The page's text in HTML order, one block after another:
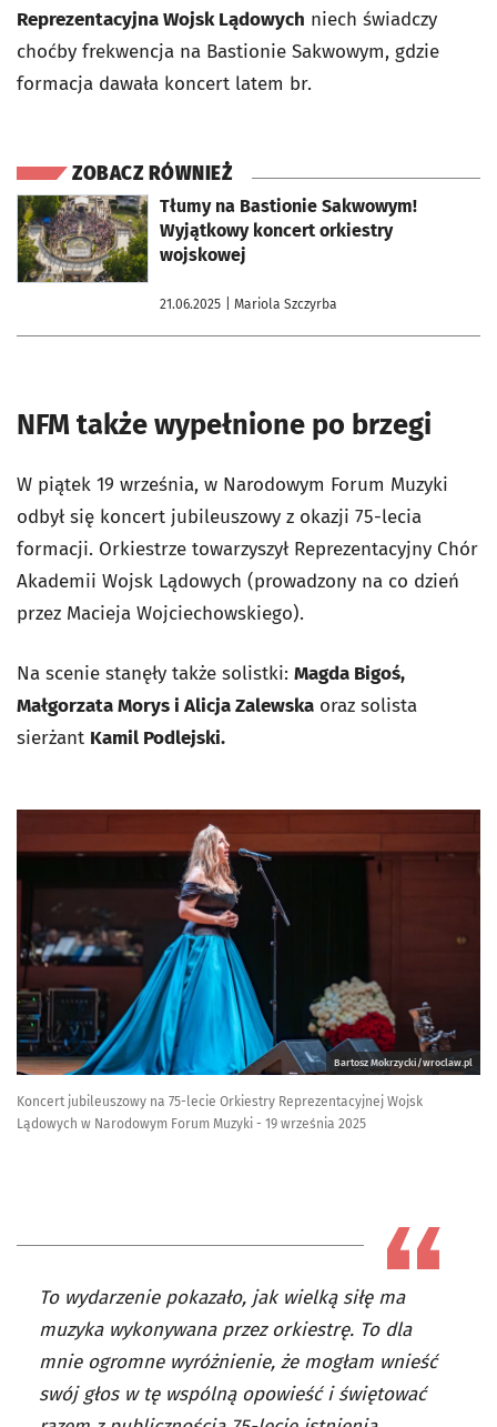
Reprezentacyjna Wojsk Lądowych niech świadczy
choćby frekwencja na Bastionie Sakwowym, gdzie
formacja dawała koncert latem br.
ZOBACZ RÓWNIEŻ
Tłumy na Bastionie Sakwowym!
Wyjątkowy koncert orkiestry
wojskowej
21.06.2025 | Mariola Szczyrba
otworzy się w nowej karcie
NFM także wypełnione po brzegi
W piątek 19 września, w Narodowym Forum Muzyki
odbył się koncert jubileuszowy z okazji 75-lecia
formacji. Orkiestrze towarzyszył Reprezentacyjny Chór
Akademii Wojsk Lądowych (prowadzony na co dzień
przez Macieja Wojciechowskiego).
Na scenie stanęły także solistki: Magda Bigoś,
Małgorzata Morys i Alicja Zalewska oraz solista
sierżant Kamil Podlejski.
Bartosz Mokrzycki/wroclaw.pl
Koncert jubileuszowy na 75-lecie Orkiestry Reprezentacyjnej Wojsk
Lądowych w Narodowym Forum Muzyki - 19 września 2025
To wydarzenie pokazało, jak wielką siłę ma
muzyka wykonywana przez orkiestrę. To dla
mnie ogromne wyróżnienie, że mogłam wnieść
swój głos w tę wspólną opowieść i świętować